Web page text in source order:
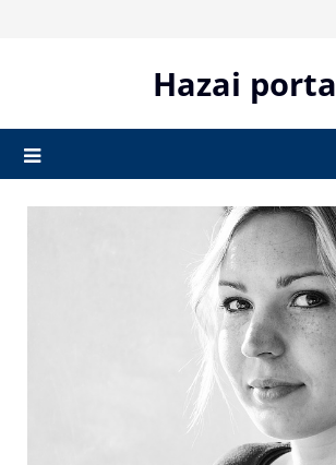
Hazai porta